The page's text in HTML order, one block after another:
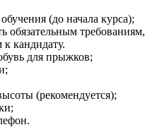
(до начала курса);
обязательным требованиям,
кандидату.
для прыжков;
(рекомендуется);